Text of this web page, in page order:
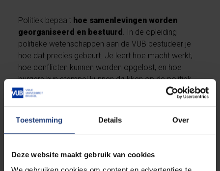
Toestemming Details Over
Deze website maakt gebruik van cookies
Politiek bepaalt hoe samenlevingen worden
georganiseerd en bestuurd . In de opleiding
politieke wetenschappen aan de VUB bestudeer je
hoe dat precies gebeurt. Je leert hoe macht werkt,
hoe conflicten kunnen worden opgelost, en hoe
burgers hun stempel kunnen drukken op de politiek.
Je krijgt
sociologieen
wetenschapper van de VUB ben je
klaar om plaats